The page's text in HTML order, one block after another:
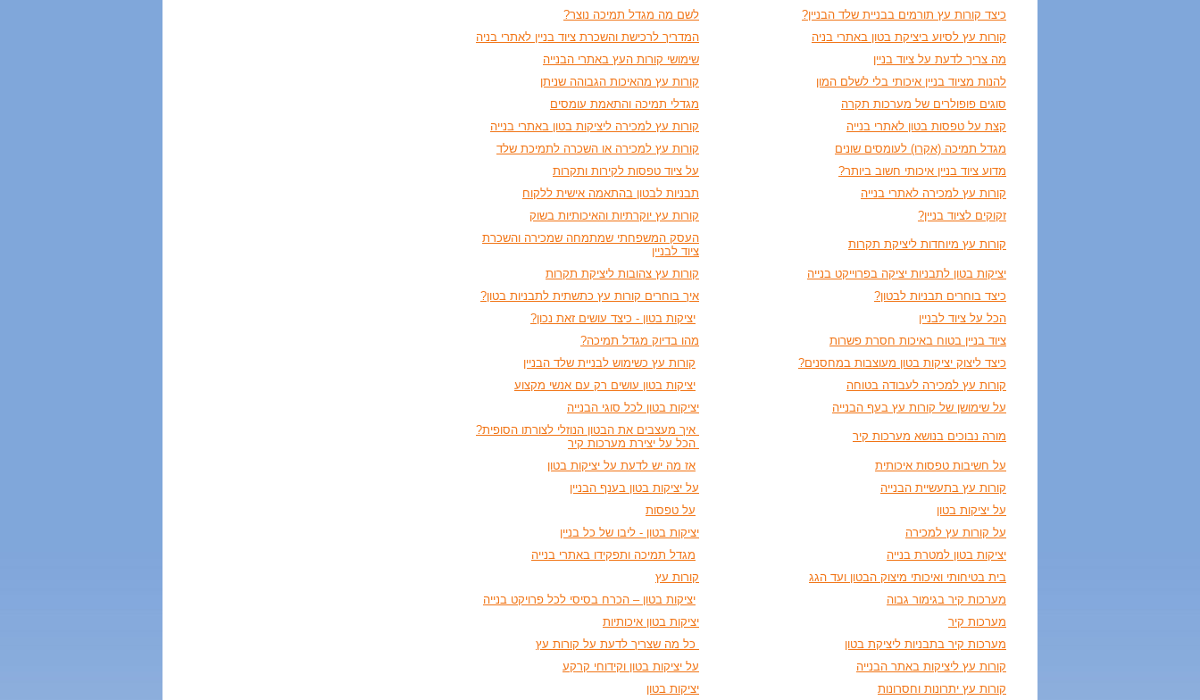
כיצד קורות עץ תורמים בבניית שלד הבניין?
לשם מה מגדל תמיכה נוצר?
קורות עץ לסיוע ביציקת בטון באתרי בניה
המדריך לרכישת והשכרת ציוד בניין לאתרי בניה
מה צריך לדעת על ציוד בניין
שימושי קורות העץ באתרי הבנייה
להנות מציוד בניין איכותי בלי לשלם המון
קורות עץ מהאיכות הגבוהה שניתן
סוגים פופולרים של מערכות תקרה
מגדלי תמיכה והתאמת עומסים
קצת על טפסות בטון לאתרי בנייה
קורות עץ למכירה ליציקות בטון באתרי בנייה
מגדל תמיכה (אקרו) לעומסים שונים
קורות עץ למכירה או השכרה לתמיכת שלד
מדוע ציוד בניין איכותי חשוב ביותר?
על ציוד טפסות לקירות ותקרות
קורות עץ למכירה לאתרי בנייה
תבניות לבטון בהתאמה אישית ללקוח
זקוקים לציוד בניין?
קורות עץ יוקרתיות והאיכותיות בשוק
קורות עץ מיוחדות ליציקת תקרות
העסק המשפחתי שמתמחה שמכירה והשכרת
ציוד לבניין
יציקות בטון לתבניות יציקה בפרוייקט בנייה
קורות עץ צהובות ליציקת תקרות
כיצד בוחרים תבניות לבטון?
איך בוחרים קורות עץ כתשתית לתבניות בטון?
הכל על ציוד לבניין
יציקות בטון - כיצד עושים זאת נכון?
ציוד בניין בטוח באיכות חסרת פשרות
מהו בדיוק מגדל תמיכה?
כיצד ליצוק יציקות בטון מעוצבות במחסנים?
קורות עץ כשימוש לבניית שלד הבניין
קורות עץ למכירה לעבודה בטוחה
יציקות בטון עושים רק עם אנשי מקצוע
על שימושן של קורות עץ בעף הבנייה
יציקות בטון לכל סוגי הבנייה
מורה נבוכים בנושא מערכות קיר
איך מעצבים את הבטון הנוזלי לצורתו הסופית?
הכל על יצירת מערכות קיר
על חשיבות טפסות איכותית
אז מה יש לדעת על יציקות בטון
קורות עץ בתעשיית הבנייה
על יציקות בטון בענף הבניין
על יציקות בטון
על טפסות
על קורות עץ למכירה
יציקות בטון - ליבו של כל בניין
יציקות בטון למטרת בנייה
מגדל תמיכה ותפקידו באתרי בנייה
בית בטיחותי ואיכותי מיצוק הבטון ועד הגג
קורות עץ
מערכות קיר בגימור גבוה
יציקות בטון – הכרח בסיסי לכל פרויקט בנייה
מערכות קיר
יציקות בטון איכותיות
מערכות קיר בתבניות ליציקת בטון
כל מה שצריך לדעת על קורות עץ
קורות עץ ליציקות באתר הבנייה
על יציקות בטון וקידוחי קרקע
קורות עץ יתרונות וחסרונות
יציקות בטון